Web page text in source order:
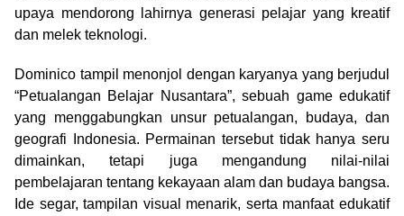
upaya mendorong lahirnya generasi pelajar yang kreatif
dan melek teknologi.
Dominico tampil menonjol dengan karyanya yang berjudul
“Petualangan Belajar Nusantara”, sebuah game edukatif
yang menggabungkan unsur petualangan, budaya, dan
geografi Indonesia. Permainan tersebut tidak hanya seru
dimainkan, tetapi juga mengandung nilai-nilai
pembelajaran tentang kekayaan alam dan budaya bangsa.
Ide segar, tampilan visual menarik, serta manfaat edukatif